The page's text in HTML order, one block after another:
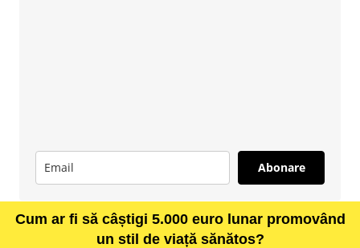
Abonare
Cum ar fi să câștigi 5.000 euro lunar promovând
un stil de viață sănătos?